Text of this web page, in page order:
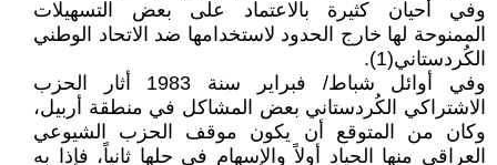
وفي أحيان كثيرة بالاعتماد على بعض التسهيلات
الممنوحة لها خارج الحدود لاستخدامها ضد الاتحاد الوطني
الكُردستاني(1).
وفي أوائل شباط/ فبراير سنة 1983 أثار الحزب
الاشتراكي الكُردستاني بعض المشاكل في منطقة أربيل،
وكان من المتوقع أن يكون موقف الحزب الشيوعي
العراقي منها الحياد أولاً والإسهام في حلها ثانياً، فإذا به